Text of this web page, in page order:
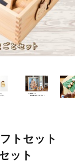
トセット
ット